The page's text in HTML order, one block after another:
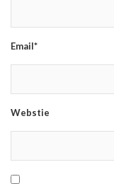
Email*
Webstie